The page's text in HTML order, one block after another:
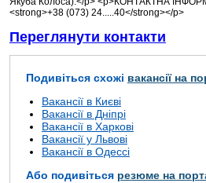
<strong>+38 (073) 24.....40</strong></p>
Переглянути контакти
Подивіться схожі вакансії на
Вакансії в Києві
Вакансії в Дніпрі
Вакансії в Харкові
Вакансії у Львові
Вакансії в Одессі
Або подивіться резюме на